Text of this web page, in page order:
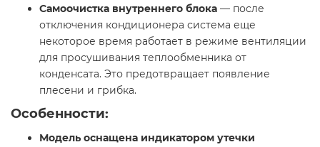
Самоочистка внутреннего блока — после
отключения кондиционера система еще
некоторое время работает в режиме вентиляции
для просушивания теплообменника от
конденсата. Это предотвращает появление
плесени и грибка.
Особенности:
Модель оснащена индикатором утечки